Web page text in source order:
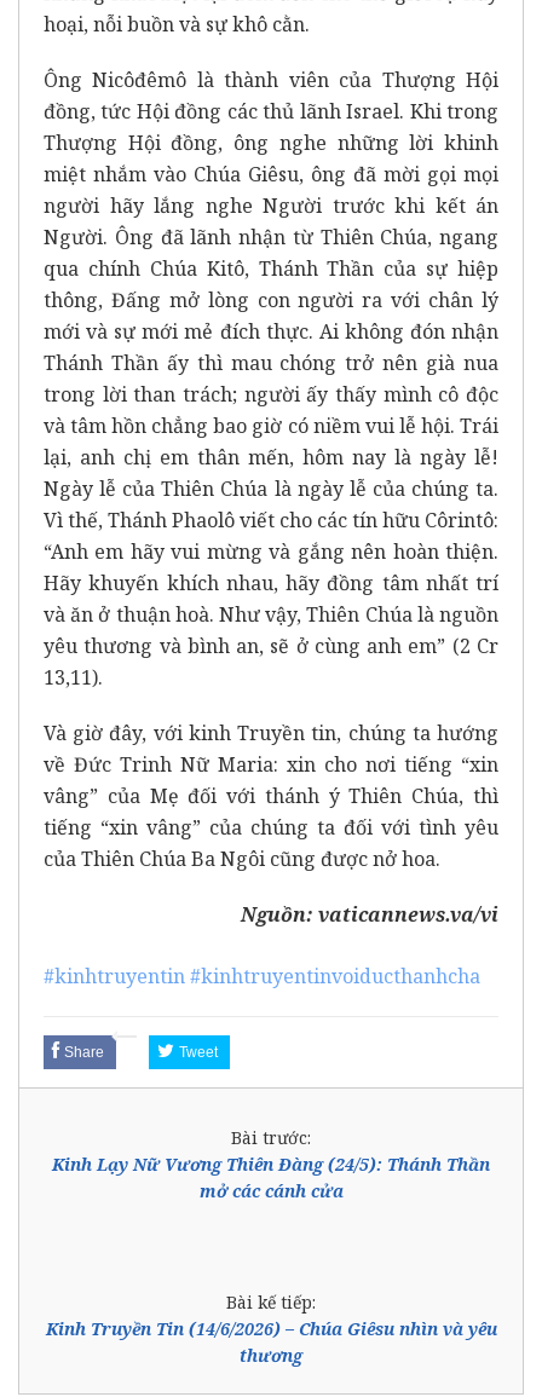
hoại, nỗi buồn và sự khô cằn.
Ông Nicôđêmô là thành viên của Thượng Hội
đồng, tức Hội đồng các thủ lãnh Israel. Khi trong
Thượng Hội đồng, ông nghe những lời khinh
miệt nhắm vào Chúa Giêsu, ông đã mời gọi mọi
người hãy lắng nghe Người trước khi kết án
Người. Ông đã lãnh nhận từ Thiên Chúa, ngang
qua chính Chúa Kitô, Thánh Thần của sự hiệp
thông, Đấng mở lòng con người ra với chân lý
mới và sự mới mẻ đích thực. Ai không đón nhận
Thánh Thần ấy thì mau chóng trở nên già nua
trong lời than trách; người ấy thấy mình cô độc
và tâm hồn chẳng bao giờ có niềm vui lễ hội. Trái
lại, anh chị em thân mến, hôm nay là ngày lễ!
Ngày lễ của Thiên Chúa là ngày lễ của chúng ta.
Vì thế, Thánh Phaolô viết cho các tín hữu Côrintô:
“Anh em hãy vui mừng và gắng nên hoàn thiện.
Hãy khuyến khích nhau, hãy đồng tâm nhất trí
và ăn ở thuận hoà. Như vậy, Thiên Chúa là nguồn
yêu thương và bình an, sẽ ở cùng anh em” (2 Cr
13,11).
Và giờ đây, với kinh Truyền tin, chúng ta hướng
về Đức Trinh Nữ Maria: xin cho nơi tiếng “xin
vâng” của Mẹ đối với thánh ý Thiên Chúa, thì
tiếng “xin vâng” của chúng ta đối với tình yêu
của Thiên Chúa Ba Ngôi cũng được nở hoa.
Nguồn: vaticannews.va/vi
#kinhtruyentin#kinhtruyentinvoiducthanhcha
Share Tweet
Bài trước:
Kinh Lạy Nữ Vương Thiên Đàng (24/5): Thánh Thần
mở các cánh cửa
Bài kế tiếp:
Kinh Truyền Tin (14/6/2026) – Chúa Giêsu nhìn và yêu
thương